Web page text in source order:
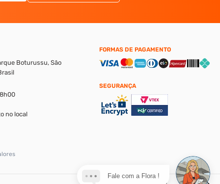
Boturussu, São
no local
FORMAS DE PAGAMENTO
SEGURANÇA
Fale com a Flora !